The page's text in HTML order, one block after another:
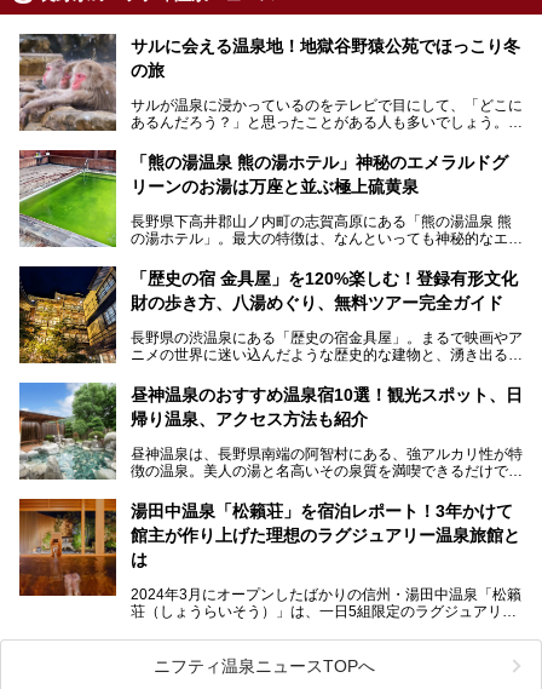
サルに会える温泉地！地獄谷野猿公苑でほっこり冬
の旅
サルが温泉に浸かっているのをテレビで目にして、「どこに
あるんだろう？」と思ったことがある人も多いでしょう。
この微笑ましい光景は、長野県にある「地獄谷野猿公苑」で
見られるもので、野生のサルが雪景色の中で温泉に浸かる姿
を間近で観察できます。
本記事では、地獄谷野猿公苑の魅力や見どころ、サルと温泉
との関係性、地獄谷周辺の観光スポットについて紹介しま
ので、野生のサルを観察する貴重な自然体験と温泉をあわせ
て楽しみたい人は、ぜひ参考にしてください。
「熊の湯温泉 熊の湯ホテル」神秘のエメラルドグ
リーンのお湯は万座と並ぶ極上硫黄泉
長野県下高井郡山ノ内町の志賀高原にある「熊の湯温泉 熊
の湯ホテル」。最大の特徴は、なんといっても神秘的なエメ
リピートするファンも多い温泉です。冬はスキーと一緒に楽
しみたい極上の温泉を紹介します。
「歴史の宿 金具屋」を120%楽しむ！登録有形文化
財の歩き方、八湯めぐり、無料ツアー完全ガイド
長野県の渋温泉にある「歴史の宿金具屋」。まるで映画やア
ニメの世界に迷い込んだような歴史的な建物と、湧き出る温
を隅々まで楽しみたいですよね。この記事では、金具屋での
滞在を最高の思い出にするための「楽しみ方」を徹底的にご
紹介します！
昼神温泉のおすすめ温泉宿10選！観光スポット、日
帰り温泉、アクセス方法も紹介
昼神温泉は、長野県南端の阿智村にある、強アルカリ性が特
徴の温泉。美人の湯と名高いその泉質を満喫できるだけでな
昼神温泉では、朝市などの観光スポットや、信州名物のおや
きを楽しめるグルメスポットなど、観光を楽しむにはぴった
りの場所が豊富にあります。
この記事では、昼神温泉での滞在を充実させる宿泊施設や日
帰り温泉、見どころ満載の観光・グルメスポットに加え、ア
クセス方法も順に紹介します。
湯田中温泉「松籟荘」を宿泊レポート！3年かけて
館主が作り上げた理想のラグジュアリー温泉旅館と
は
2024年3月にオープンしたばかりの信州・湯田中温泉「松籟
荘（しょうらいそう）」は、一日5組限定のラグジュアリー
ライベートに楽しめる非日常感が味わえます。また宿泊者は
道向かいの「よろづや」の大浴場「桃山風呂」や共同浴場の
「湯田中大湯」も利用ができます。
ニフティ温泉ニュースTOPへ